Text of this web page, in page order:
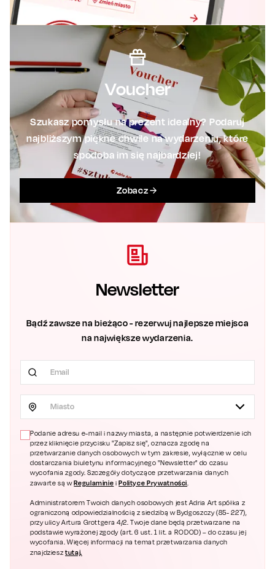
Voucher
Szukasz pomysłu na prezent idealny? Podaruj
najbliższym piękne chwile na wydarzeniu, które
spodoba im się najbardziej!
Zobacz
Newsletter
Bądź zawsze na bieżąco - rezerwuj najlepsze miejsca
na największe wydarzenia.
Miasto
Podanie adresu e-mail i nazwy miasta, a następnie potwierdzenie ich
przez kliknięcie przycisku "Zapisz się", oznacza zgodę na
przetwarzanie danych osobowych w tym zakresie, wyłącznie w celu
dostarczania biuletynu informacyjnego "Newsletter" do czasu
wycofania zgody. Szczegóły dotyczące przetwarzania danych
zawarte są wRegulaminie iPolityce Prywatności.
Administratorem Twoich danych osobowych jest Adria Art spółka z
ograniczoną odpowiedzialnością z siedzibą w Bydgoszczy (85- 227),
przy ulicy Artura Grottgera 4/2. Twoje dane będą przetwarzane na
podstawie wyrażonej zgody (art. 6 ust. 1 lit. a RODOD) – do czasu jej
wycofania. Więcej informacji na temat przetwarzania danych
znajdziesztutaj.